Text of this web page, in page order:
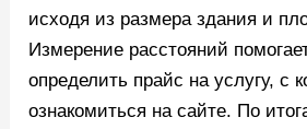
исходя из размера здания и
Измерение расстояний
определить прайс на услугу, с
ознакомиться на сайте. По